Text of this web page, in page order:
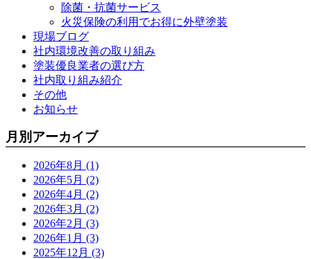
除菌・抗菌サービス
火災保険の利用でお得に外壁塗装
現場ブログ
社内環境改善の取り組み
塗装優良業者の選び方
社内取り組み紹介
その他
お知らせ
月別アーカイブ
2026年8月 (1)
2026年5月 (2)
2026年4月 (2)
2026年3月 (2)
2026年2月 (3)
2026年1月 (3)
2025年12月 (3)